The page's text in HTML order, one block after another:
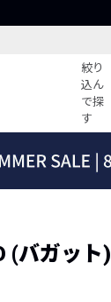
絞り
込ん
で探
す
デ TOP20
(バガット)